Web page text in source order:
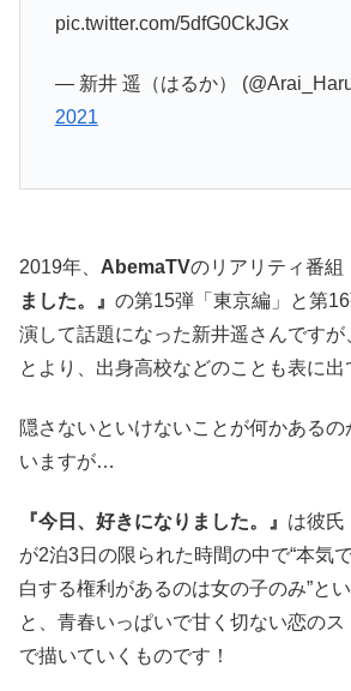
pic.twitter.com/5dfG0CkJGx
— 新井 遥（はるか）
2021
2019年、 AbemaTVのリアリティ番組
ました。』 の第15弾「東京編」と第
演して話題になった新井遥さんですが
とより、出身高校などのことも表に出
隠さないといけないことが何かあるの
いますが…
『今日、好きになりました。』 は彼氏
が2泊3日の限られた時間の中で“本気
白する権利があるのは女の子のみ”と
と、青春いっぱいで甘く切ない恋の
で描いていくものです！